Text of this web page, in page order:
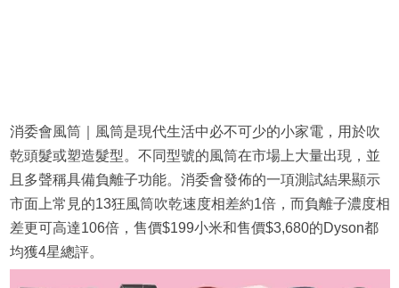
消委會風筒｜風筒是現代生活中必不可少的小家電，用於吹
乾頭髮或塑造髮型。不同型號的風筒在市場上大量出現，並
且多聲稱具備負離子功能。消委會發佈的一項測試結果顯示
市面上常見的13狂風筒吹乾速度相差約1倍，而負離子濃度相
差更可高達106倍，售價$199小米和售價$3,680的Dyson都
均獲4星總評。